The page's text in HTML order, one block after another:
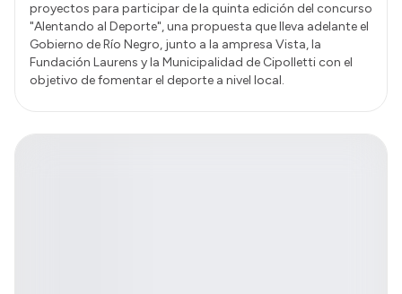
proyectos para participar de la quinta edición del concurso
"Alentando al Deporte", una propuesta que lleva adelante el
Gobierno de Río Negro, junto a la ampresa Vista, la
Fundación Laurens y la Municipalidad de Cipolletti con el
objetivo de fomentar el deporte a nivel local.